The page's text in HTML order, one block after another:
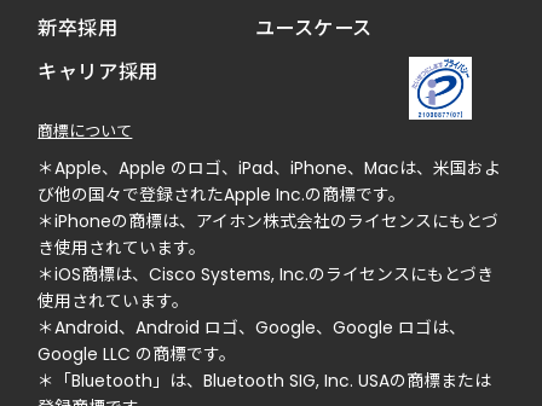
新卒採用
キャリア採用
ユースケース
商標について
＊Apple、Apple のロゴ、iPad、iPhone、Macは、米国およ
び他の国々で登録されたApple Inc.の商標です。
＊iPhoneの商標は、アイホン株式会社のライセンスにもとづ
き使用されています。
＊iOS商標は、Cisco Systems, Inc.のライセンスにもとづき
使用されています。
＊Android、Android ロゴ、Google、Google ロゴは、
Google LLC の商標です。
＊「Bluetooth」は、Bluetooth SIG, Inc. USAの商標または